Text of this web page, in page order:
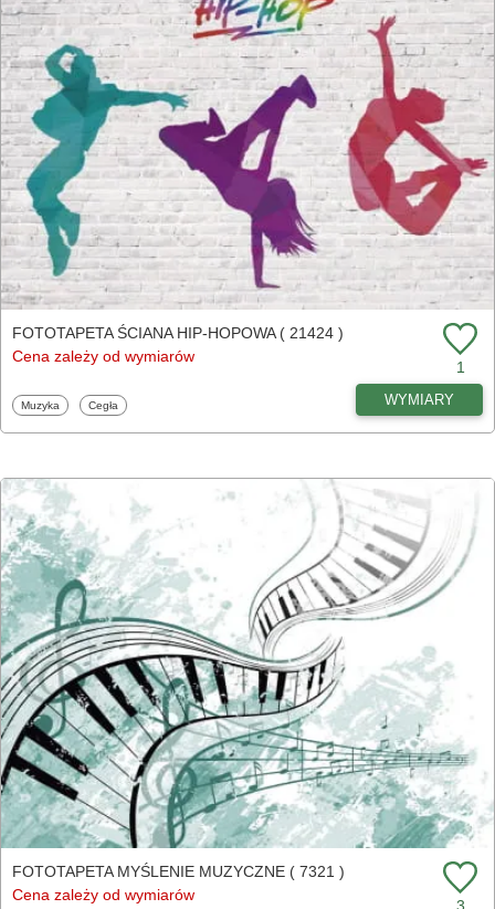
FOTOTAPETA ŚCIANA HIP-HOPOWA ( 21424 )
Cena zależy od wymiarów
1
Fototapety
Muzyka Fototapety
Cegła WYMIARY
FOTOTAPETA MYŚLENIE MUZYCZNE ( 7321 )
Cena zależy od wymiarów